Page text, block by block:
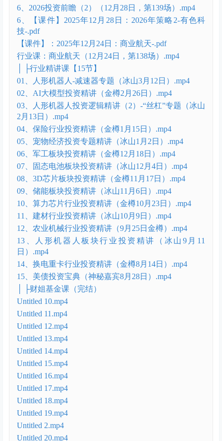
2、2025年12月10日：新型电力系统.mp4
2、【课件】2025年12月10日：新型电力系统-.pdf
3、【课件】12月14日：经济工作会议解读+跨年策
略-.pdf
3、经济工作会议解读（12月14日，第136场）.mp4
4、2026投资前瞻（1）（12月21日，第137场）.mp4
4、【课件】2025年12月20日：2025年回顾+2026年市
场策略（第一期）-.pdf
6、2026投资前瞻（2）（12月28日，第139场）.mp4
6、【课件】2025年12月28日：2026年策略2-有色科
技-.pdf
【课件】：2025年12月24日：商业航天-.pdf
行业课：商业航天（12月24日，第138场）.mp4
│ ├行业精讲课【15节】
01、人形机器人-减速器专题（冰山3月12日）.mp4
02、AI大模型投资精讲（金樽2月26日）.mp4
03、人形机器人投资逻辑精讲（2）-“丝杠”专题（冰山
2月13日）.mp4
04、保险行业投资精讲（金樽1月15日）.mp4
05、宠物经济投资专题精讲（冰山1月2日）.mp4
06、军工板块投资精讲（金樽12月18日）.mp4
07、固态电池板块投资精讲（冰山12月4日）.mp4
08、3D芯片板块投资精讲（金樽11月17日）.mp4
09、储能板块投资精讲（冰山11月6日）.mp4
10、算力芯片行业投资精讲（金樽10月23日）.mp4
11、建材行业投资精讲（冰山10月9日）.mp4
12、农业机械行业投资精讲（9月25日金樽）.mp4
13、人形机器人板块行业投资精讲（冰山9月11
日）.mp4
14、换电重卡行业投资精讲（金樽8月14日）.mp4
15、美债投资宝典（神秘嘉宾8月28日）.mp4
│ ├财姐基金课（完结）
Untitled 10.mp4
Untitled 11.mp4
Untitled 12.mp4
Untitled 13.mp4